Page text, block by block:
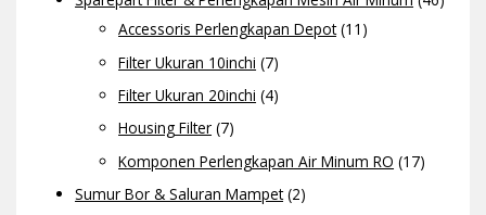
Accessoris Perlengkapan Depot(11)
Filter Ukuran 10inchi (7)
Filter Ukuran 20inchi (4)
Housing Filter (7)
Komponen Perlengkapan Air Minum RO (17)
Sumur Bor & Saluran Mampet(2)